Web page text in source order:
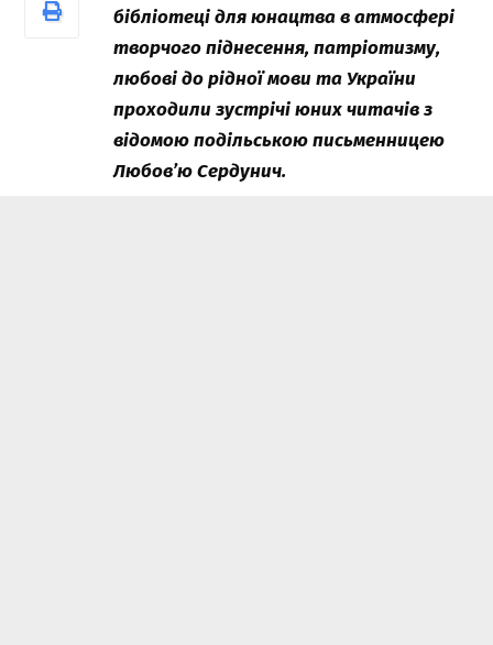
бібліотеці для юнацтва в атмосфері
творчого піднесення, патріотизму,
любові до рідної мови та України
проходили зустрічі юних читачів з
відомою подільською письменницею
Любов’ю Сердунич.